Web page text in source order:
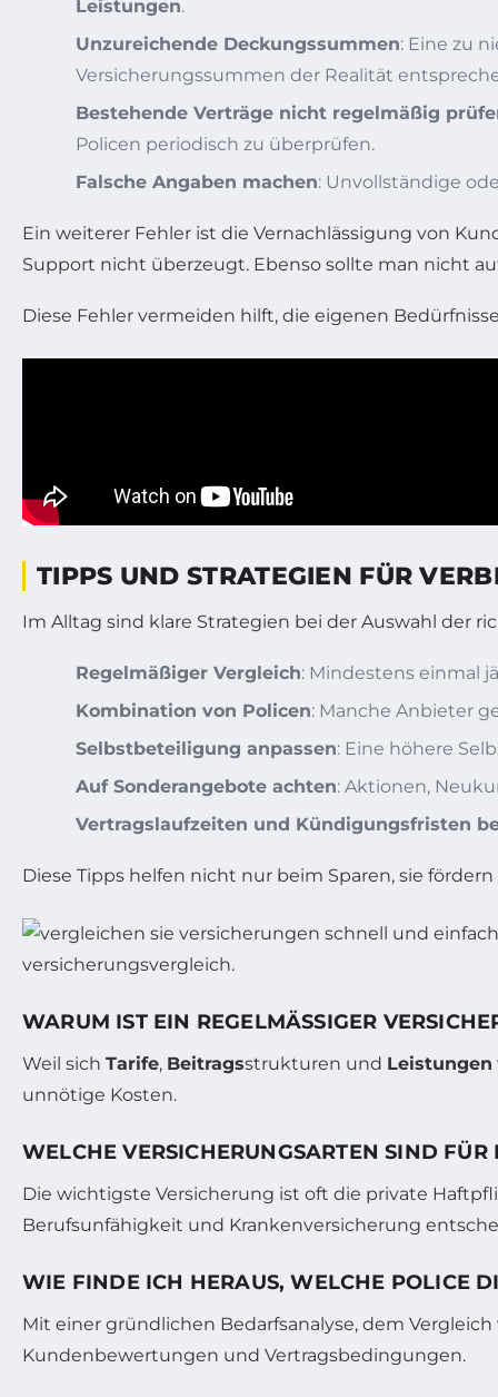
Leistungen.
Unzureichende Deckungssummen: Eine zu
Versicherungssummen der Realität
Bestehende Verträge nicht regelmäßig
Policen periodisch zu überprüfen.
Falsche Angaben machen: Unvollständige
Ein weiterer Fehler ist die Vernachlässigung von
Support nicht überzeugt. Ebenso sollte man nicht
Diese Fehler vermeiden hilft, die eigenen
TIPPS UND STRATEGIEN FÜR
Im Alltag sind klare Strategien bei der Auswahl der
Regelmäßiger Vergleich: Mindestens einmal
Kombination von Policen: Manche Anbieter
Selbstbeteiligung anpassen: Eine höhere
Auf Sonderangebote achten: Aktionen,
Vertragslaufzeiten und Kündigungsfristen
Diese Tipps helfen nicht nur beim Sparen, sie
WARUM IST EIN REGELMÄSSIGER
Weil sich Tarife, Beitragsstrukturen und Leistungen
unnötige Kosten.
WELCHE VERSICHERUNGSARTEN SIND
Die wichtigste Versicherung ist oft die private
Berufsunfähigkeit und Krankenversicherung
WIE FINDE ICH HERAUS, WELCHE POLICE
Mit einer gründlichen Bedarfsanalyse, dem
Kundenbewertungen und Vertragsbedingungen.